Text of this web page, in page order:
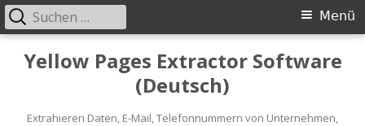
SpringeYellow Pages Extractor Software
(Deutsch)
Extrahieren Daten, E-Mail, Telefonnummern von Unternehmen,
Primäres
Menü
Menü
Suche
nach: